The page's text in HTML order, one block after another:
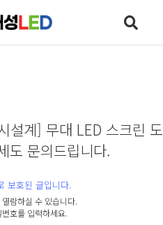
설계] 무대 LED 스크린 도
도 문의드립니다.
보호된 글입니다.
람하실 수 있습니다.
호를 입력하세요.